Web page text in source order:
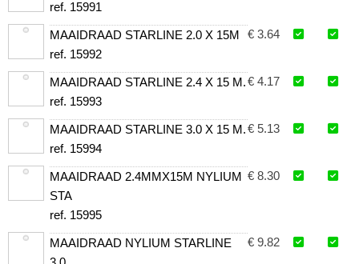
ref. 15991
MAAIDRAAD STARLINE 2.0 X 15M
ref. 15992
€ 3.64
MAAIDRAAD STARLINE 2.4 X 15 M.
ref. 15993
€ 4.17
MAAIDRAAD STARLINE 3.0 X 15 M.
ref. 15994
€ 5.13
MAAIDRAAD 2.4MMX15M NYLIUM
STA
ref. 15995
€ 8.30
MAAIDRAAD NYLIUM STARLINE
€ 9.82